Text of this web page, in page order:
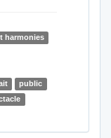
harmonies
public